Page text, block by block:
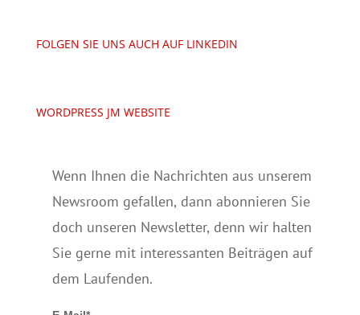
FOLGEN SIE UNS AUCH AUF LINKEDIN
WORDPRESS JM WEBSITE
Wenn Ihnen die Nachrichten aus unserem
Newsroom gefallen, dann abonnieren Sie
doch unseren Newsletter, denn wir halten
Sie gerne mit interessanten Beiträgen auf
dem Laufenden.